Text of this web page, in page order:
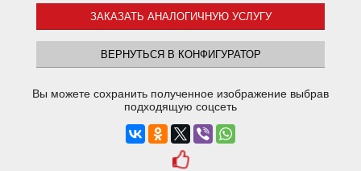
ЗАКАЗАТЬ АНАЛОГИЧНУЮ УСЛУГУ
ВЕРНУТЬСЯ В КОНФИГУРАТОР
Вы можете сохранить полученное изображение выбрав
подходящую соцсеть